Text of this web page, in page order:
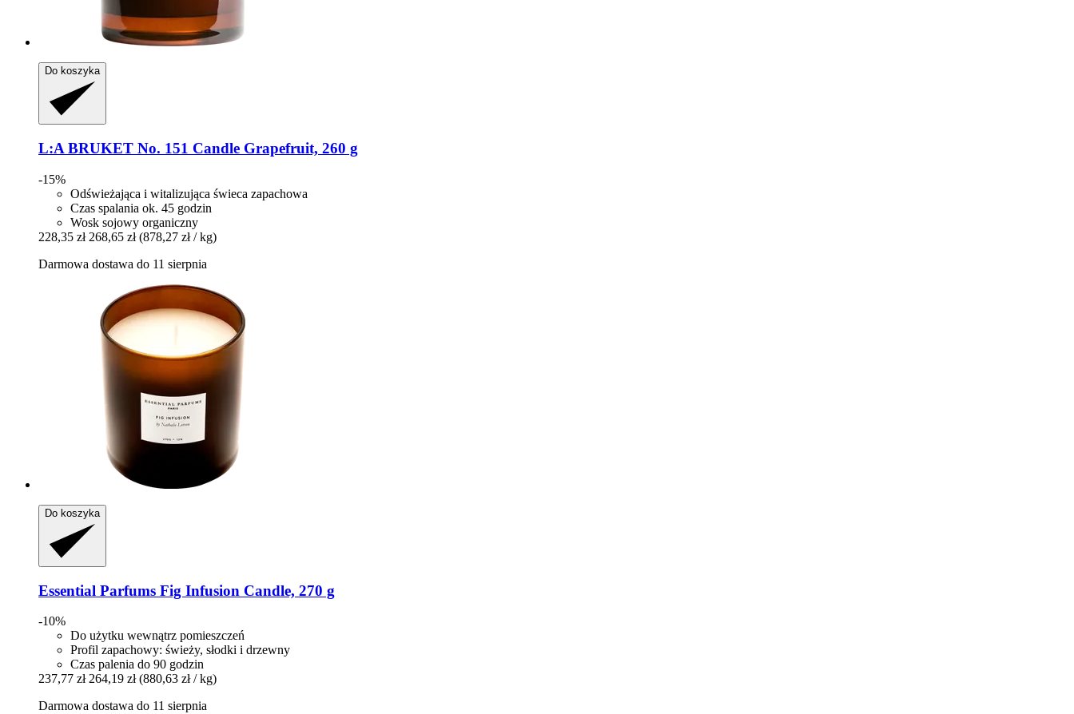
Do koszyka
L:A BRUKET No. 151 Candle Grapefruit, 260 g
-15%
Odświeżająca i witalizująca świeca zapachowa
Czas spalania ok. 45 godzin
Wosk sojowy organiczny
228,35 zł 268,65 zł (878,27 zł / kg)
Darmowa dostawa do 11 sierpnia
Do koszyka
Essential Parfums Fig Infusion Candle, 270 g
-10%
Do użytku wewnątrz pomieszczeń
Profil zapachowy: świeży, słodki i drzewny
Czas palenia do 90 godzin
237,77 zł 264,19 zł (880,63 zł / kg)
Darmowa dostawa do 11 sierpnia